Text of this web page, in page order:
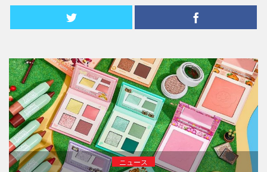
ニュース